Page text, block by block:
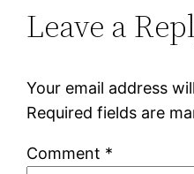
Leave a
Your email address
Required fields are
Comment *